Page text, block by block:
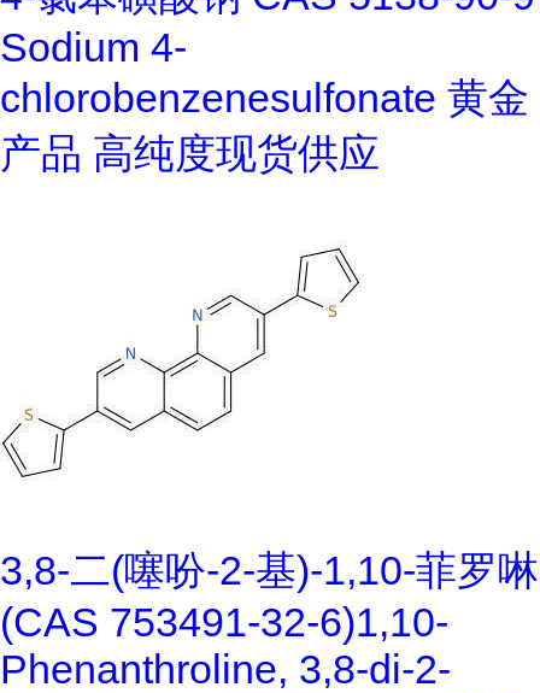
Sodium 4-
chlorobenzenesulfonate 黄金
产品 高纯度现货供应
3,8-二(噻吩-2-基)-1,10-菲罗啉
(CAS 753491-32-6)1,10-
Phenanthroline, 3,8-di-2-